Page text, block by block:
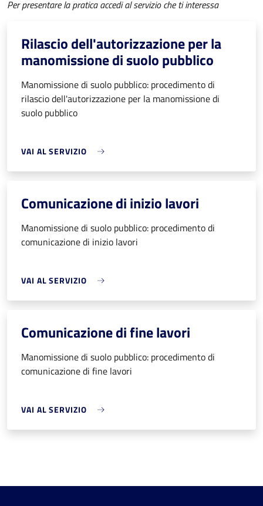
Per presentare la pratica accedi al servizio che ti interessa
Rilascio dell'autorizzazione per la
manomissione di suolo pubblico
Manomissione di suolo pubblico: procedimento di
rilascio dell'autorizzazione per la manomissione di
suolo pubblico
VAI AL SERVIZIO
Comunicazione di inizio lavori
Manomissione di suolo pubblico: procedimento di
comunicazione di inizio lavori
VAI AL SERVIZIO
Comunicazione di fine lavori
Manomissione di suolo pubblico: procedimento di
comunicazione di fine lavori
VAI AL SERVIZIO